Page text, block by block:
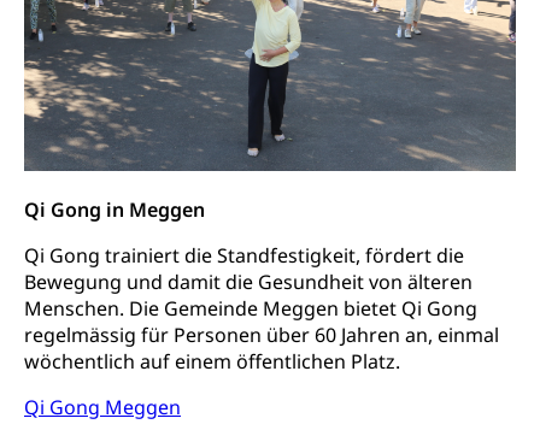
Qi Gong in Meggen
Qi Gong trainiert die Standfestigkeit, fördert die
Bewegung und damit die Gesundheit von älteren
Menschen. Die Gemeinde Meggen bietet Qi Gong
regelmässig für Personen über 60 Jahren an, einmal
wöchentlich auf einem öffentlichen Platz.
Qi Gong Meggen
Schulden (gruezi.lu.ch)
Betreibungsämter
Betreibungsverfahren
Konkursämter
Demokratie
Regierungsform, Stimm- und Wahlrecht,
Stimmrecht, Abstimmungen, Wahlen, politische
Parteien, Grundfreiheiten, Pluralismus
Volksrechte
Kantonale Steuern
Finanzausgleich, Einkommenssteuer, Kopfsteuer,
Verrechnungssteuer, Quellensteuer,
Grundstückgewinnsteuer, Liegenschaftssteuer,
Handänderungssteuer, Grundsteuer, Kirchensteuer,
Gewerbesteuer, Vergnügungssteuer,
Reklameplakatsteuer, Verkehrssteuer,
Erbschaftssteuer, Schenkungssteuer, Gewinn- und
Kapitalsteuer